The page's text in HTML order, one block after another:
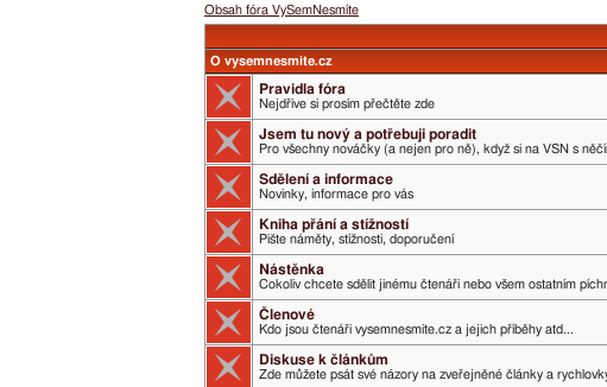
Obsah fóra VySemNesmíte
O vysemnesmite.cz
Pravidla fóra
Nejdříve si prosím přečtěte zde
Jsem tu nový a potřebuji poradit
Pro všechny nováčky (a nejen pro ně), když si na VSN s
Sdělení a informace
Novinky, informace pro vás
Kniha přání a stížností
Pište náměty, stížnosti, doporučení
Nástěnka
Cokoliv chcete sdělit jinému čtenáři nebo všem ostatním
Členové
Kdo jsou čtenáři vysemnesmite.cz a jejich příběhy atd...
Diskuse k článkům
Zde můžete psát své názory na zveřejněné články a